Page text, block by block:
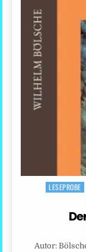
Posted
LESEPROBE
Autor: